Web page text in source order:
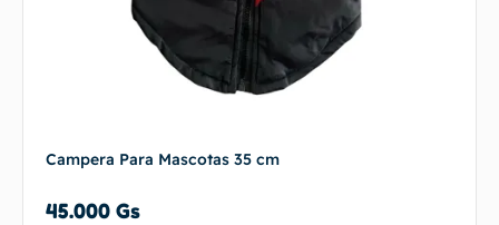
Campera Para Mascotas 35 cm
45.000 Gs